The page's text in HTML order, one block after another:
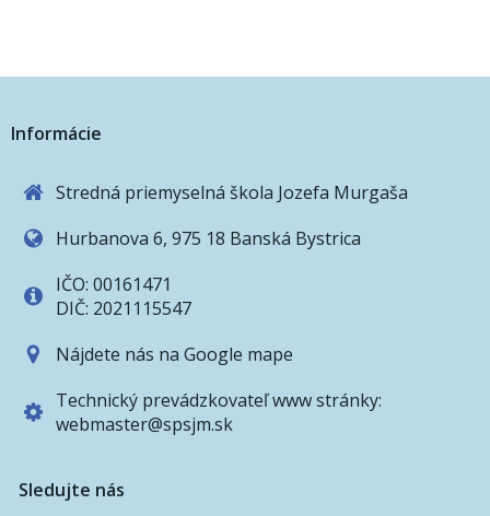
Informácie
Stredná priemyselná škola Jozefa Murgaša
Hurbanova 6, 975 18 Banská Bystrica
IČO: 00161471
DIČ: 2021115547
Nájdete nás na Google mape
Technický prevádzkovateľ www stránky:
webmaster@spsjm.sk
Sledujte nás